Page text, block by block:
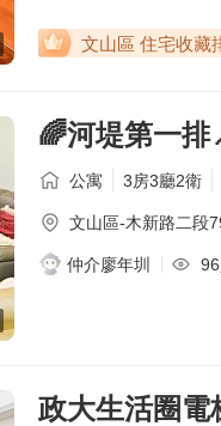
文山區 住宅收藏
🌈河堤第一排
公寓 3房3廳2衛
文山區-木新路二段
仲介廖年圳
政大生活圈電
金牌專家·
金牌專家·
金牌專家·
金牌專家·
金牌專家·
金牌專家·